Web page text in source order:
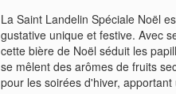
La Saint Landelin Spéciale Noël
gustative unique et festive. Avec
cette bière de Noël séduit les
se mêlent des arômes de fruits
pour les soirées d'hiver,